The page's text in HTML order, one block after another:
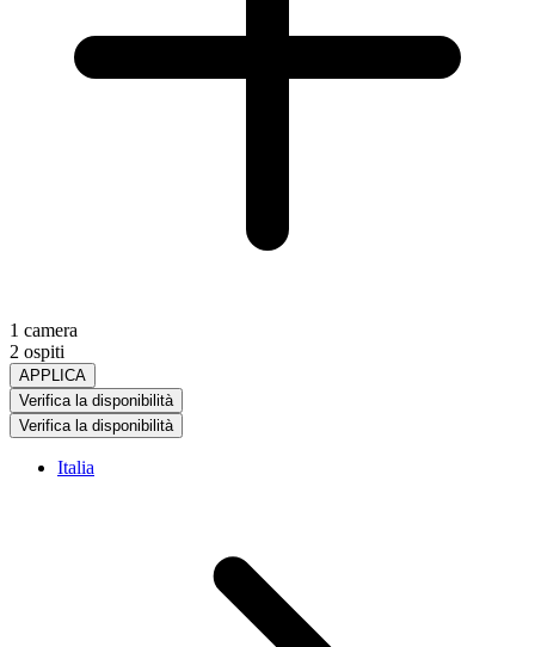
1 camera
2 ospiti
APPLICA
Verifica la disponibilità
Verifica la disponibilità
Italia